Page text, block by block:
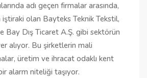
adı geçen firmalar arasında,
olan Bayteks Teknik Tekstil,
Bay Dış Ticaret A.Ş. gibi sektörün
alıyor. Bu şirketlerin mali
üretim ve ihracat odaklı kent
alarm niteliği taşıyor.